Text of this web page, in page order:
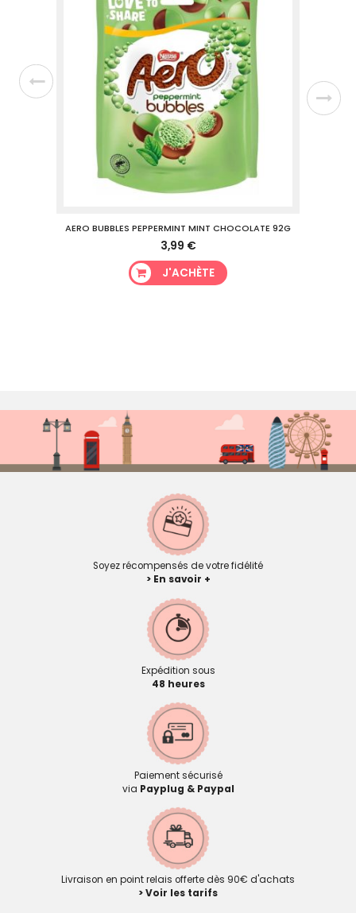
AERO BUBBLES PEPPERMINT MINT CHOCOLATE 92G
3,99 €
J'ACHÈTE
Soyez récompensés de votre fidélité
> En savoir +
Expédition sous
48 heures
Paiement sécurisé
via Payplug & Paypal
Livraison en point relais offerte dès 90€ d'achats
> Voir les tarifs